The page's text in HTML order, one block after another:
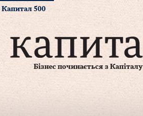
Капитал 500
Бізнес починається з Капіталу